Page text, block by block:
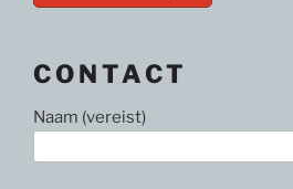
CONTACT
Naam (vereist)